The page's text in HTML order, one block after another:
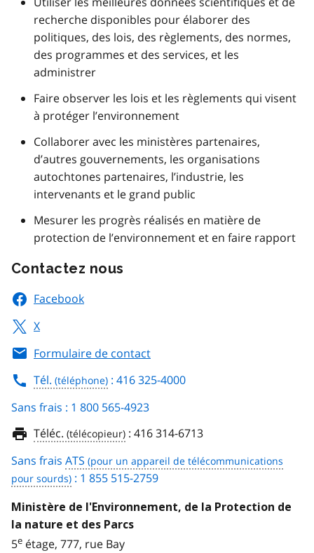
recherche disponibles pour élaborer des
politiques, des lois, des règlements, des normes,
des programmes et des services, et les
administrer
Faire observer les lois et les règlements qui visent
à protéger l’environnement
Collaborer avec les ministères partenaires,
d’autres gouvernements, les organisations
autochtones partenaires, l’industrie, les
intervenants et le grand public
Mesurer les progrès réalisés en matière de
protection de l’environnement et en faire rapport
Contactez nous
Facebook
X
Formulaire de contact
Tél.
: 416 325-4000
Sans frais : 1 800 565-4923
Téléc.
: 416 314-6713
Sans frais ATS
: 1 855 515-2759
Ministère de l'Environnement, de la Protection de
la nature et des Parcs
5e étage, 777, rue Bay